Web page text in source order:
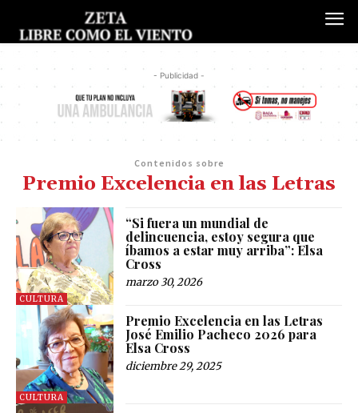
- Publicidad -
Contenidos sobre
Premio Excelencia en las Letras
CULTURA
“Si fuera un mundial de
delincuencia, estoy segura que
íbamos a estar muy arriba”: Elsa
Cross
marzo 30, 2026
CULTURA
Premio Excelencia en las Letras
José Emilio Pacheco 2026 para
Elsa Cross
diciembre 29, 2025